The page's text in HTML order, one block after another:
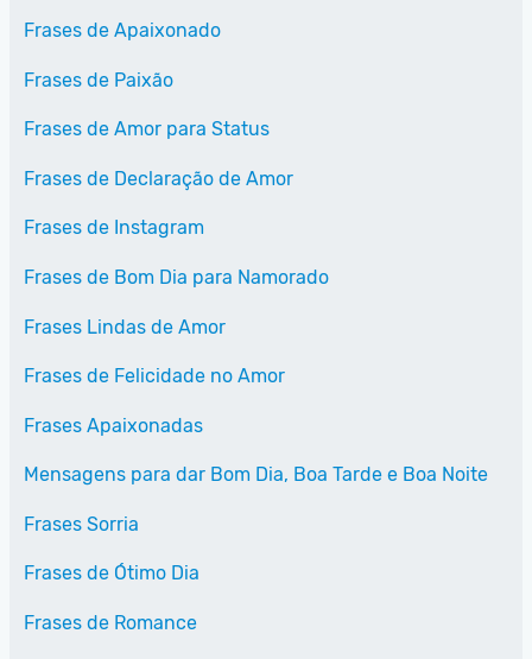
Frases de Apaixonado
Frases de Paixão
Frases de Amor para Status
Frases de Declaração de Amor
Frases de Instagram
Frases de Bom Dia para Namorado
Frases Lindas de Amor
Frases de Felicidade no Amor
Frases Apaixonadas
Mensagens para dar Bom Dia, Boa Tarde e Boa Noite
Frases Sorria
Frases de Ótimo Dia
Frases de Romance